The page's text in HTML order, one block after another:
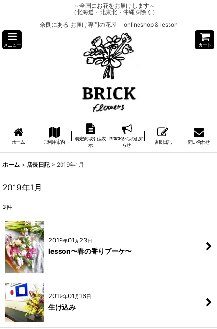
～全国にお花をお届けします～
（北海道・北東北・沖縄を除く）
奈良にある お届け専門の花屋 onlineshop & lesson
メニュー カート
ホーム ご利用案内
特定商取引法表
示
BRICKからのお知
らせ
店長日記 問い合わせ
ホーム > 店長日記 > 2019年1月
2019年1月
3件
2019年01 月 23日
lesson〜春の香りブーケ〜
2019年01 月16日
生け込み